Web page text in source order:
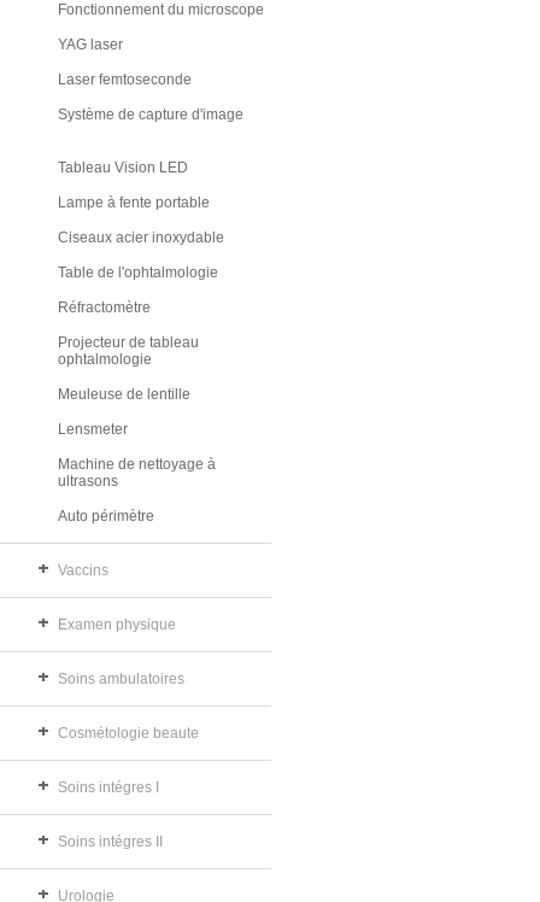
Fonctionnement du microscope
YAG laser
Laser femtoseconde
Système de capture d'image
Tableau Vision LED
Lampe à fente portable
Ciseaux acier inoxydable
Table de l'ophtalmologie
Réfractomètre
Projecteur de tableau
ophtalmologie
Meuleuse de lentille
Lensmeter
Machine de nettoyage à
ultrasons
Auto périmètre
Vaccins
Examen physique
Soins ambulatoires
Cosmétologie beaute
Soins intégres I
Soins intégres II
Urologie